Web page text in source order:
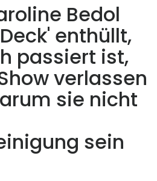
Bedol
enthüllt,
passiert ist,
verlassen
sie nicht
sein